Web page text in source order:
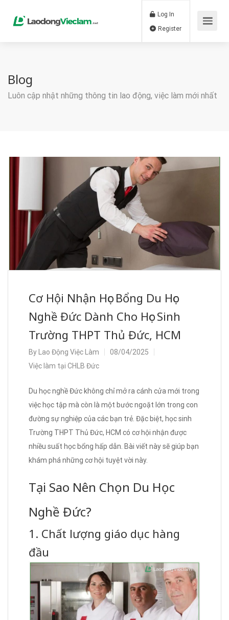
Log In
Blog
Luôn cập nhật những thông tin lao động, việc làm mới nhất
Cơ Hội Nhận Học Bổng Du Học
Nghề Đức Dành Cho Học Sinh
Trường THPT Thủ Đức, HCM
By Lao Động Việc Làm
08/04/2025
Việc làm tại CHLB Đức
Du học nghề Đức không chỉ mở ra cánh cửa mới trong
việc học tập mà còn là một bước ngoặt lớn trong con
đường sự nghiệp của các bạn trẻ. Đặc biệt, học sinh
Trường THPT Thủ Đức, HCM có cơ hội nhận được
nhiều suất học bổng hấp dẫn. Bài viết này sẽ giúp bạn
khám phá những cơ hội tuyệt vời này.
Tại Sao Nên Chọn Du Học
Nghề Đức?
1. Chất lượng giáo dục hàng
đầu